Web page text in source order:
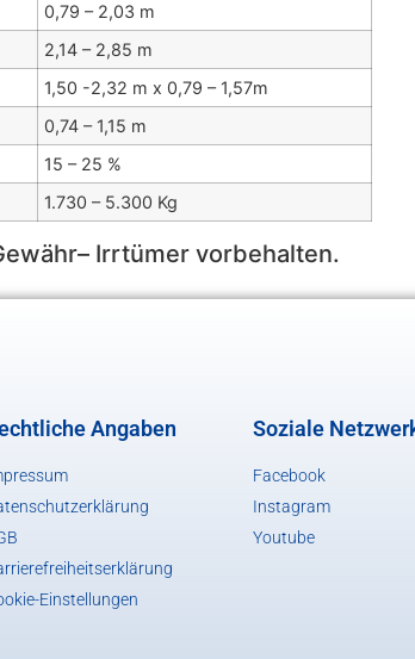
0,79 – 2,03 m
2,14 – 2,85 m
1,50 -2,32 m x 0,79 – 1,57m
0,74 – 1,15 m
15 – 25 %
1.730 – 5.300 Kg
Irrtümer vorbehalten.
Angaben
Einstellungen
Soziale
Facebook
Instagram
Youtube